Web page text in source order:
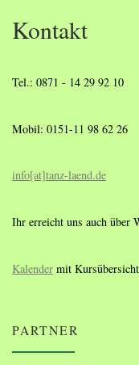
Kontakt
Tel.: 0871 - 14 29 92 10
Mobil: 0151-11 98 62 26
info[at]tanz-laend.de
Ihr erreicht uns auch über
Kalender mit
PARTNER